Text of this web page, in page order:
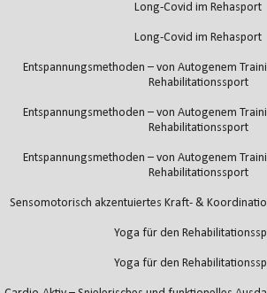
Long-Covid im Rehasport
Long-Covid im Rehasport
Entspannungsmethoden – von Autogenem
Rehabilitationssport
Entspannungsmethoden – von Autogenem
Rehabilitationssport
Entspannungsmethoden – von Autogenem
Rehabilitationssport
Sensomotorisch akzentuiertes Kraft- &
Yoga für den
Yoga für den